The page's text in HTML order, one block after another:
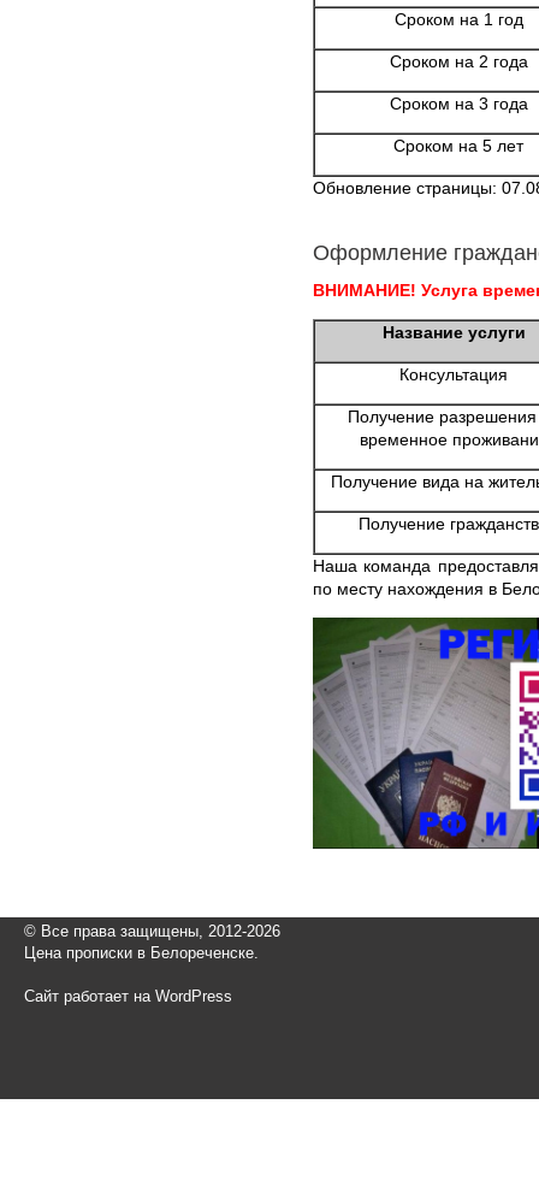
Сроком на 1 год
Сроком на 2 года
Сроком на 3 года
Сроком на 5 лет
Обновление страницы:
Оформление
ВНИМАНИЕ! Услуга
Название услуги
Консультация
Получение
временное
Получение вида на
Получение
Наша команда
по месту нахождения в
© Все права защищены, 2012-2026
Цена прописки в Белореченске.
Сайт работает на WordPress